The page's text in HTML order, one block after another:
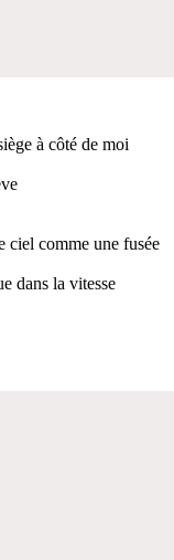
à côté de moi
ciel comme une fusée
dans la vitesse